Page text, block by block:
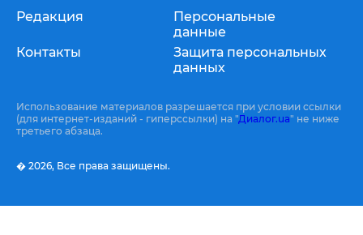
Редакция
Контакты
Персональные
данные
Защита персональных
данных
Использование материалов разрешается при условии ссылки
(для интернет-изданий - гиперссылки) на "Диалог.ua" не ниже
третьего абзаца.
� 2026, Все права защищены.